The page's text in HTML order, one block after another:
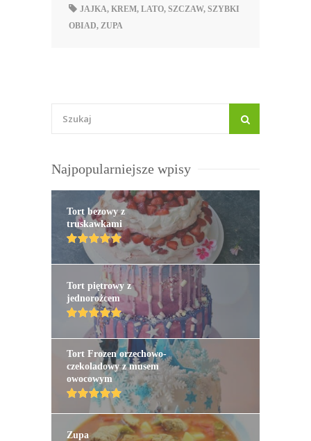
JAJKA, KREM, LATO, SZCZAW, SZYBKI
OBIAD, ZUPA
Najpopularniejsze wpisy
Tort bezowy z
truskawkami
Tort piętrowy z
jednorożcem
Tort Frozen orzechowo-
czekoladowy z musem
owocowym
Zupa